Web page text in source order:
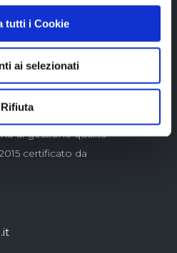
tutti i Cookie
ai selezionati
Rifiuta
di gestione qualità
certificato da